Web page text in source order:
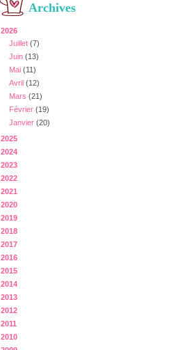
Archives
2026
Juillet (7)
Juin (13)
Mai (11)
Avril (12)
Mars (21)
Février (19)
Janvier (20)
2025
2024
2023
2022
2021
2020
2019
2018
2017
2016
2015
2014
2013
2012
2011
2010